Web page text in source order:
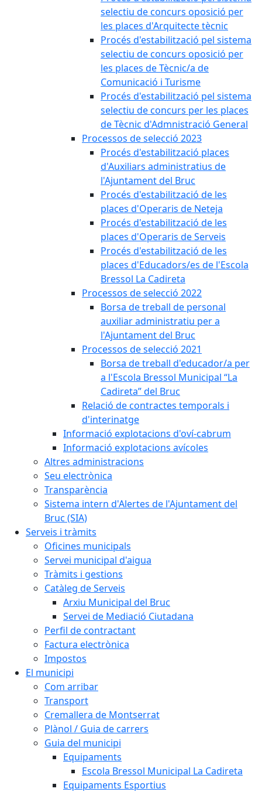
selectiu de concurs oposició per
les places d'Arquitecte tècnic
Procés d'estabilització pel sistema
selectiu de concurs oposició per
les places de Tècnic/a de
Comunicació i Turisme
Procés d'estabilització pel sistema
selectiu de concurs per les places
de Tècnic d'Admnistració General
Processos de selecció 2023
Procés d'estabilització places
d'Auxiliars administratius de
l'Ajuntament del Bruc
Procés d'estabilització de les
places d'Operaris de Neteja
Procés d'estabilització de les
places d'Operaris de Serveis
Procés d'estabilització de les
places d'Educadors/es de l'Escola
Bressol La Cadireta
Processos de selecció 2022
Borsa de treball de personal
auxiliar administratiu per a
l'Ajuntament del Bruc
Processos de selecció 2021
Borsa de treball d'educador/a per
a l'Escola Bressol Municipal “La
Cadireta” del Bruc
Relació de contractes temporals i
d'interinatge
Informació explotacions d'oví-cabrum
Informació explotacions avícoles
Altres administracions
Seu electrònica
Transparència
Sistema intern d'Alertes de l'Ajuntament del
Bruc (SIA)
Serveis i tràmits
Oficines municipals
Servei municipal d'aigua
Tràmits i gestions
Catàleg de Serveis
Arxiu Municipal del Bruc
Servei de Mediació Ciutadana
Perfil de contractant
Factura electrònica
Impostos
El municipi
Com arribar
Transport
Cremallera de Montserrat
Plànol / Guia de carrers
Guia del municipi
Equipaments
Escola Bressol Municipal La Cadireta
Equipaments Esportius